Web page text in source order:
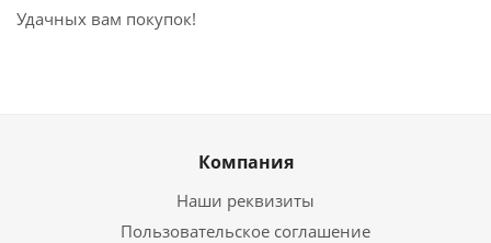
Удачных вам покупок!
Компания
Наши реквизиты
Пользовательское соглашение